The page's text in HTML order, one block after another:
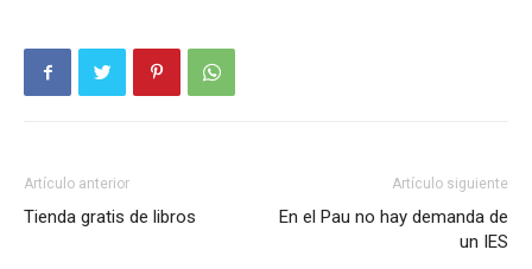
Artículo anterior
Tienda gratis de libros
Artículo siguiente
En el Pau no hay demanda de
un IES